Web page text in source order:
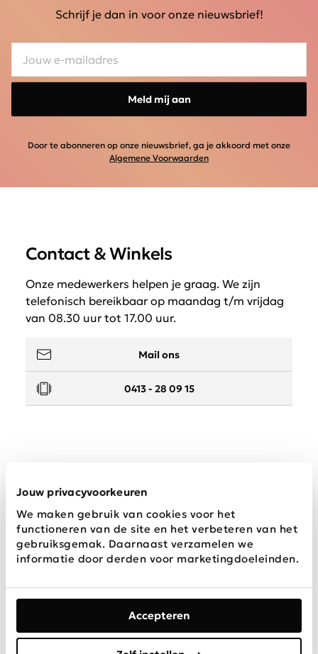
Jouw privacyvoorkeuren
We maken gebruik van cookies voor het
functioneren van de site en het verbeteren van het
gebruiksgemak. Daarnaast verzamelen we
informatie door derden voor marketingdoeleinden.
Accepteren
Schrijf je dan in voor onze nieuwsbrief!
Meld mij aan
Door te abonneren op onze nieuwsbrief, ga je akkoord met onze
Algemene Voorwaarden
Contact & Winkels
Onze medewerkers helpen je graag. We zijn
telefonisch bereikbaar op maandag t/m vrijdag
van 08.30 uur tot 17.00 uur.
Mail ons
0413 - 28 09 15
Wij zijn Schijvens mode
Algemene
Privacy &
Cookies
Disclaimer